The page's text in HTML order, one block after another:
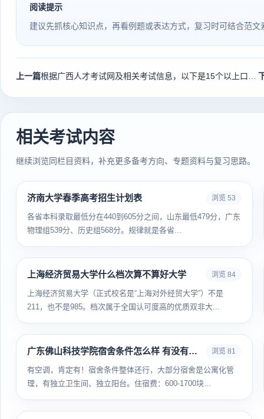
阅读提示
建议先抓核心知识点，再看例题或表达方式，复习时可结合范
上一篇
相关考试内容
继续浏览同栏目资料，补充更多备考方向、专题资料与复习思路。
济南大学春季高考招生计划表 浏览 53
各省本科录取最低分在440到605分之间，山东最低479分，广东
物理组539分、历史组568分。规律就是各省...
上海经济贸易大学什么档次算不算好大学 浏览 84
上海经济贸易大学（正式校名是“上海对外经贸大学”）不是
211，也不是985。档次属于全国认可度高的优质双非大...
广东佛山科技学院宿舍条件怎么样 有没有空调 浏览 81
有空调，肯定有！宿舍条件整体还行，大部分宿舍是公寓化管
理，有独立卫生间、独立阳台。住宿费：600-1700块...